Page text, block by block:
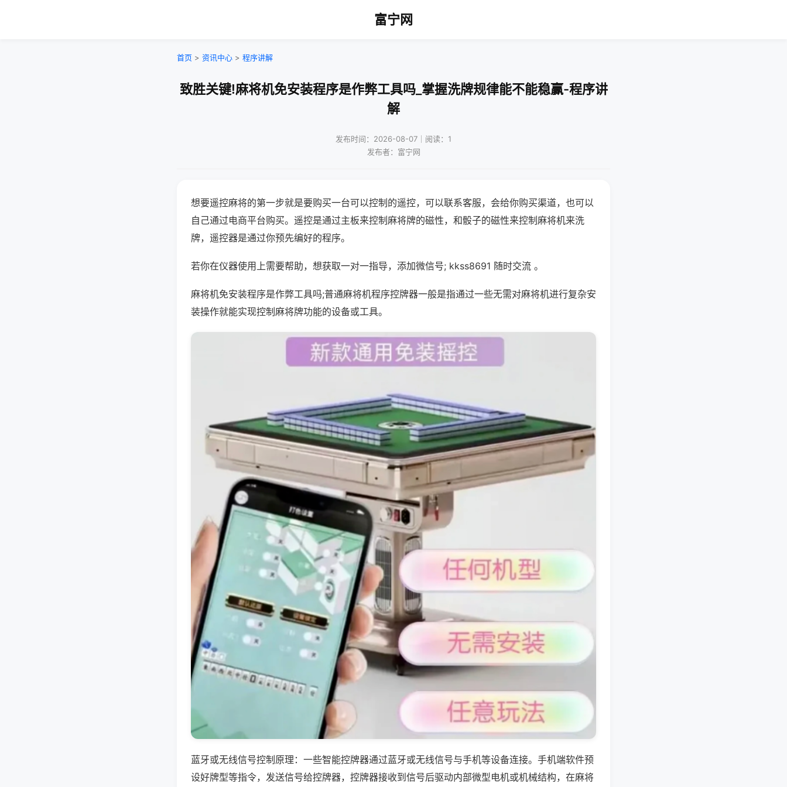
富宁网
首页 > 资讯中心 > 程序讲解
致胜关键!麻将机免安装程序是作弊工具吗_掌握洗牌规律能不能稳赢-程序讲
解
发布时间：2026-08-07｜阅读：1
发布者：富宁网
想要遥控麻将的第一步就是要购买一台可以控制的遥控，可以联系客服，会给你购买渠道，也可以
自己通过电商平台购买。遥控是通过主板来控制麻将牌的磁性，和骰子的磁性来控制麻将机来洗
牌，遥控器是通过你预先编好的程序。
若你在仪器使用上需要帮助，想获取一对一指导，添加微信号; kkss8691 随时交流 。
麻将机免安装程序是作弊工具吗;普通麻将机程序控牌器一般是指通过一些无需对麻将机进行复杂安
装操作就能实现控制麻将牌功能的设备或工具。
蓝牙或无线信号控制原理：一些智能控牌器通过蓝牙或无线信号与手机等设备连接。手机端软件预
设好牌型等指令，发送信号给控牌器，控牌器接收到信号后驱动内部微型电机或机械结构，在麻将